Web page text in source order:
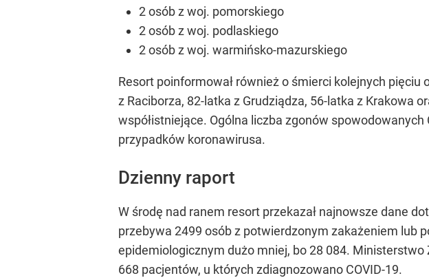
2 osób z woj. pomorskiego
2 osób z woj. podlaskiego
2 osób z woj. warmińsko-mazurskiego
Resort poinformował również o śmierci kolejnych
z Raciborza, 82-latka z Grudziądza, 56-latka z Krakowa
współistniejące. Ogólna liczba zgonów
przypadków koronawirusa.
Dzienny raport
W środę nad ranem resort przekazał najnowsze dane
przebywa 2499 osób z potwierdzonym zakażeniem lub
epidemiologicznym dużo mniej, bo 28 084.
668 pacjentów, u których zdiagnozowano COVID-19.